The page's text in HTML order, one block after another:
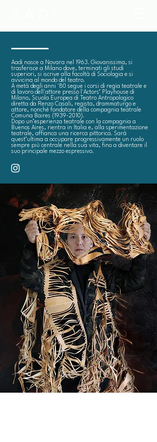
Aadi nasce a Novara nel 1963. Giovanissima, si
trasferisce a Milano dove, terminati gli studi
superiori, si iscrive alla facoltà di Sociologia e si
avvicina al mondo del teatro.
A metà degli anni '80 segue i corsi di regia teatrale e
di lavoro dell'attore presso l'Actors’ Playhouse di
Milano, Scuola Europea di Teatro Antropologico
diretta da Renzo Casali, regista, drammaturgo e
attore, nonché fondatore della compagnia teatrale
Comuna Baires (1939-2010).
Dopo un’esperienza teatrale con la compagnia a
Buenos Aires, rientra in Italia e, alla sperimentazione
teatrale, affianca una ricerca pittorica. Sarà
quest’ultima a occupare progressivamente un ruolo
sempre più centrale nella sua vita, fino a diventare il
suo principale mezzo espressivo.